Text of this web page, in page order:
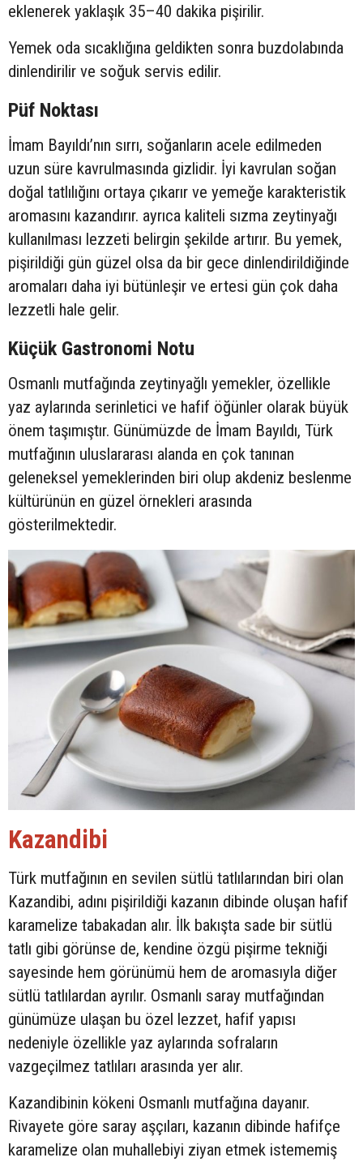
eklenerek yaklaşık 35–40 dakika pişirilir.
Yemek oda sıcaklığına geldikten sonra buzdolabında
dinlendirilir ve soğuk servis edilir.
Püf Noktası
İmam Bayıldı’nın sırrı, soğanların acele edilmeden
uzun süre kavrulmasında gizlidir. İyi kavrulan soğan
doğal tatlılığını ortaya çıkarır ve yemeğe karakteristik
aromasını kazandırır. ayrıca kaliteli sızma zeytinyağı
kullanılması lezzeti belirgin şekilde artırır. Bu yemek,
pişirildiği gün güzel olsa da bir gece dinlendirildiğinde
aromaları daha iyi bütünleşir ve ertesi gün çok daha
lezzetli hale gelir.
Küçük Gastronomi Notu
Osmanlı mutfağında zeytinyağlı yemekler, özellikle
yaz aylarında serinletici ve hafif öğünler olarak büyük
önem taşımıştır. Günümüzde de İmam Bayıldı, Türk
mutfağının uluslararası alanda en çok tanınan
geleneksel yemeklerinden biri olup akdeniz beslenme
kültürünün en güzel örnekleri arasında
gösterilmektedir.
Kazandibi
Türk mutfağının en sevilen sütlü tatlılarından biri olan
Kazandibi, adını pişirildiği kazanın dibinde oluşan hafif
karamelize tabakadan alır. İlk bakışta sade bir sütlü
tatlı gibi görünse de, kendine özgü pişirme tekniği
sayesinde hem görünümü hem de aromasıyla diğer
sütlü tatlılardan ayrılır. Osmanlı saray mutfağından
günümüze ulaşan bu özel lezzet, hafif yapısı
nedeniyle özellikle yaz aylarında sofraların
vazgeçilmez tatlıları arasında yer alır.
Kazandibinin kökeni Osmanlı mutfağına dayanır.
Rivayete göre saray aşçıları, kazanın dibinde hafifçe
karamelize olan muhallebiyi ziyan etmek istememiş